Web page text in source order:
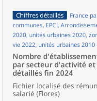
Chiffres détaillés
France
communes, EPCI,
2020, unités urbaines 2020,
vie 2022, unités urbaines
Nombre
par secteur d'activité
détaillés fin 2024
Fichier localisé des
salarié (Flores)